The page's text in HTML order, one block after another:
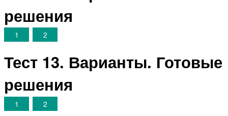
решения
1 2
Тест 13. Варианты. Готовые
решения
1 2